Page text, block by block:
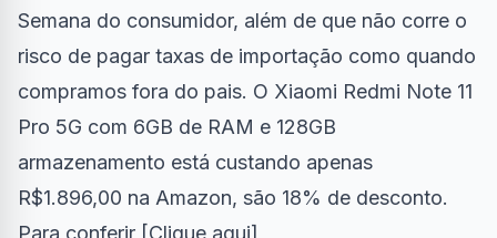
Semana do consumidor, além de que não corre o
risco de pagar taxas de importação como quando
compramos fora do pais. O Xiaomi Redmi Note 11
Pro 5G com 6GB de RAM e 128GB
armazenamento está custando apenas
R$1.896,00 na Amazon, são 18% de desconto.
Para conferir [Clique aqui]